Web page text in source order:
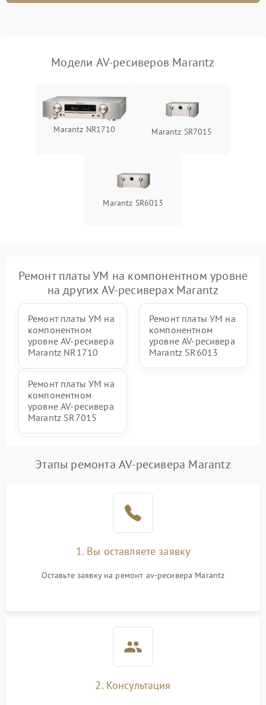
Модели AV-ресиверов Marantz
Marantz NR1710 Marantz SR7015
Marantz SR6013
Ремонт платы УМ на компонентном уровне
на других AV-ресиверах Marantz
Ремонт платы УМ на
компонентном
уровне AV-ресивера
Marantz NR1710
Ремонт платы УМ на
компонентном
уровне AV-ресивера
Marantz SR6013
Ремонт платы УМ на
компонентном
уровне AV-ресивера
Marantz SR7015
Этапы ремонта AV-ресивера Marantz
1. Вы оставляете заявку
Оставьте заявку на ремонт av-ресивера Marantz
2. Консультация